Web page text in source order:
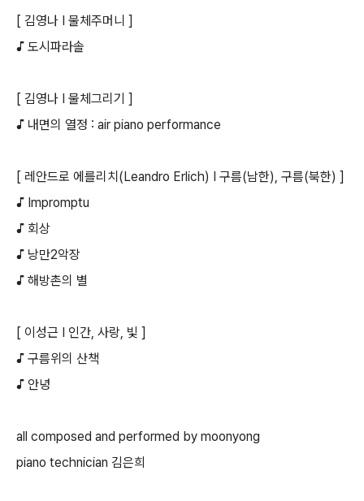
[ 김영나 I 물체주머니 ]
♪ 도시파라솔
[ 김영나 I 물체그리기 ]
♪ 내면의 열정 : air piano performance
[ 레안드로 에를리치(Leandro Erlich) I 구름(남한), 구름(북한) ]
♪ Impromptu
♪ 회상
♪ 낭만2악장
♪ 해방촌의 별
[ 이성근 I 인간, 사랑, 빛 ]
♪ 구름위의 산책
♪ 안녕
all composed and performed by moonyong
piano technician 김은희